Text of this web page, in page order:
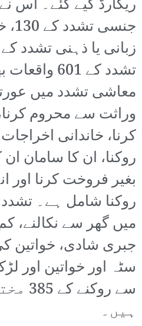
ریکارڈ کیے گئے۔ اس
تشدد کے 601
معاشی تشدد میں
وراثت سے محروم
کرنا، خاندانی
روکنا، ان کا سامان
بغیر فروخت کرنا اور
روکنا شامل ہے۔
میں گھر سے نکالنے،
جبری شادی، خواتین
سٹہ اور خواتین اور
سے
ہیں۔